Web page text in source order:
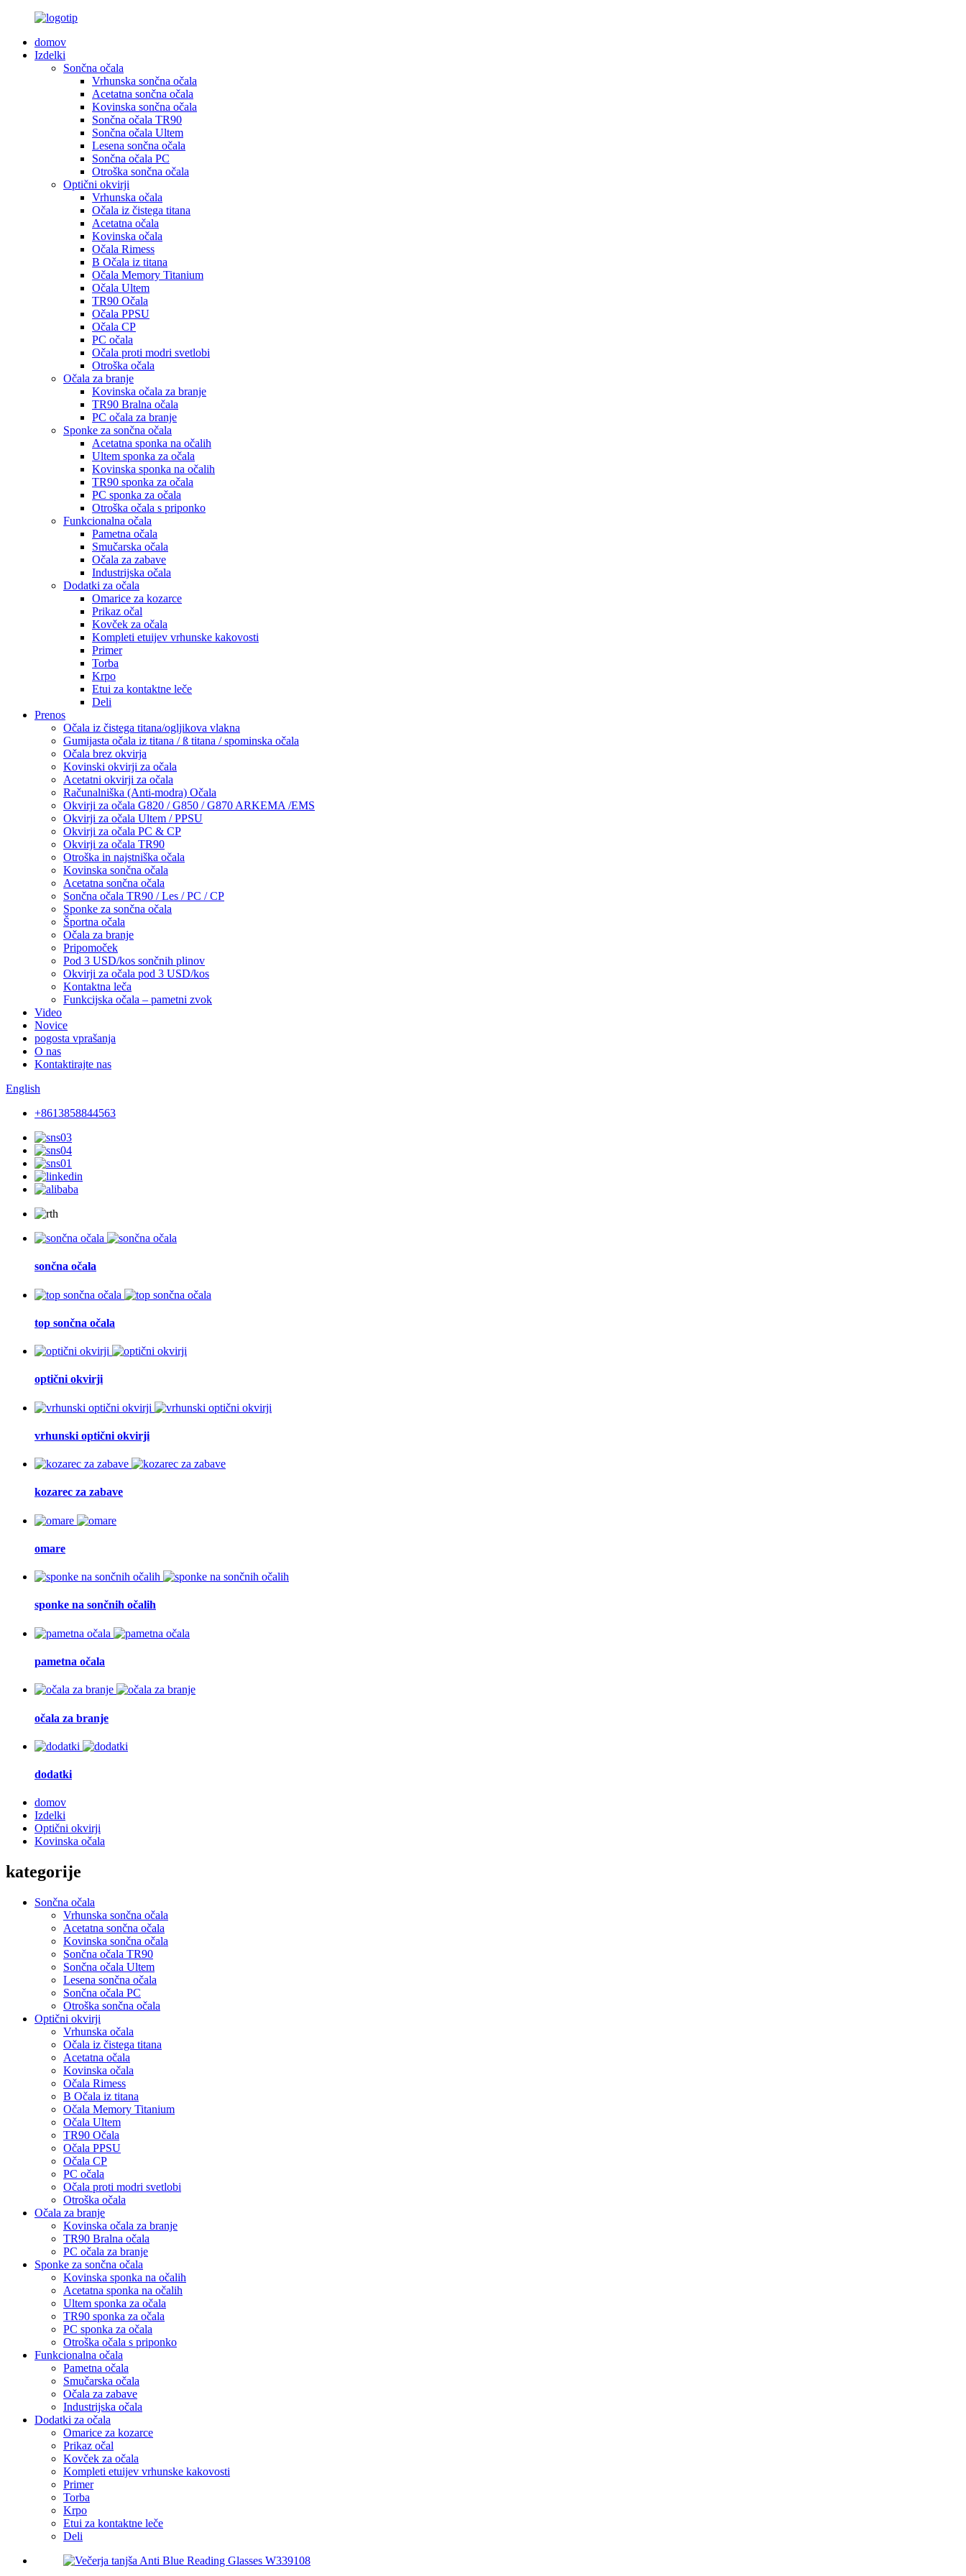
domov
Izdelki
Sončna očala
Vrhunska sončna očala
Acetatna sončna očala
Kovinska sončna očala
Sončna očala TR90
Sončna očala Ultem
Lesena sončna očala
Sončna očala PC
Otroška sončna očala
Optični okvirji
Vrhunska očala
Očala iz čistega titana
Acetatna očala
Kovinska očala
Očala Rimess
B Očala iz titana
Očala Memory Titanium
Očala Ultem
TR90 Očala
Očala PPSU
Očala CP
PC očala
Očala proti modri svetlobi
Otroška očala
Očala za branje
Kovinska očala za branje
TR90 Bralna očala
PC očala za branje
Sponke za sončna očala
Acetatna sponka na očalih
Ultem sponka za očala
Kovinska sponka na očalih
TR90 sponka za očala
PC sponka za očala
Otroška očala s priponko
Funkcionalna očala
Pametna očala
Smučarska očala
Očala za zabave
Industrijska očala
Dodatki za očala
Omarice za kozarce
Prikaz očal
Kovček za očala
Kompleti etuijev vrhunske kakovosti
Primer
Torba
Krpo
Etui za kontaktne leče
Deli
Prenos
Očala iz čistega titana/ogljikova vlakna
Gumijasta očala iz titana / ß titana / spominska očala
Očala brez okvirja
Kovinski okvirji za očala
Acetatni okvirji za očala
Računalniška (Anti-modra) Očala
Okvirji za očala G820 / G850 / G870 ARKEMA /EMS
Okvirji za očala Ultem / PPSU
Okvirji za očala PC & CP
Okvirji za očala TR90
Otroška in najstniška očala
Kovinska sončna očala
Acetatna sončna očala
Sončna očala TR90 / Les / PC / CP
Sponke za sončna očala
Športna očala
Očala za branje
Pripomoček
Pod 3 USD/kos sončnih plinov
Okvirji za očala pod 3 USD/kos
Kontaktna leča
Funkcijska očala – pametni zvok
Video
Novice
pogosta vprašanja
O nas
Kontaktirajte nas
English
+8613858844563
sončna očala
top sončna očala
optični okvirji
vrhunski optični okvirji
kozarec za zabave
omare
sponke na sončnih očalih
pametna očala
očala za branje
dodatki
domov
Izdelki
Optični okvirji
Kovinska očala
kategorije
Sončna očala
Vrhunska sončna očala
Acetatna sončna očala
Kovinska sončna očala
Sončna očala TR90
Sončna očala Ultem
Lesena sončna očala
Sončna očala PC
Otroška sončna očala
Optični okvirji
Vrhunska očala
Očala iz čistega titana
Acetatna očala
Kovinska očala
Očala Rimess
B Očala iz titana
Očala Memory Titanium
Očala Ultem
TR90 Očala
Očala PPSU
Očala CP
PC očala
Očala proti modri svetlobi
Otroška očala
Očala za branje
Kovinska očala za branje
TR90 Bralna očala
PC očala za branje
Sponke za sončna očala
Kovinska sponka na očalih
Acetatna sponka na očalih
Ultem sponka za očala
TR90 sponka za očala
PC sponka za očala
Otroška očala s priponko
Funkcionalna očala
Pametna očala
Smučarska očala
Očala za zabave
Industrijska očala
Dodatki za očala
Omarice za kozarce
Prikaz očal
Kovček za očala
Kompleti etuijev vrhunske kakovosti
Primer
Torba
Krpo
Etui za kontaktne leče
Deli